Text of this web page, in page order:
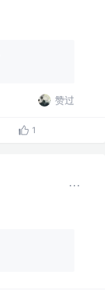
赞过
1